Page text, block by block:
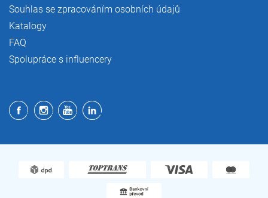
Souhlas se zpracováním osobních údajů
Katalogy
FAQ
Spolupráce s influencery